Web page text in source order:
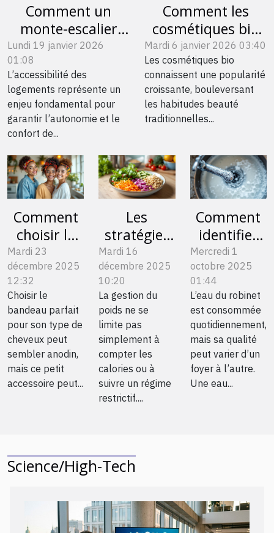
Comment un
monte-escalier
améliore-t-il
l'accessibilité chez
soi ?
Lundi 19 janvier 2026
01:08
L’accessibilité des
logements représente un
enjeu fondamental pour
garantir l’autonomie et le
confort de...
Comment les
cosmétiques bio
transforment-ils
les rituels de
beauté quotidien ?
Mardi 6 janvier 2026 03:40
Les cosmétiques bio
connaissent une popularité
croissante, bouleversant
les habitudes beauté
traditionnelles...
Comment
choisir le
bandeau
parfait
pour votre
type de
cheveux ?
Mardi 23
décembre 2025
12:32
Choisir le
bandeau parfait
pour son type de
cheveux peut
sembler anodin,
mais ce petit
accessoire peut...
Les
stratégies
pour une
approche
holistique
de la
gestion du
poids
Mardi 16
décembre 2025
10:20
La gestion du
poids ne se
limite pas
simplement à
compter les
calories ou à
suivre un régime
restrictif....
Comment
identifier
une eau
trop
calcaire
chez soi ?
Mercredi 1
octobre 2025
01:44
L’eau du robinet
est consommée
quotidiennement,
mais sa qualité
peut varier d’un
foyer à l’autre.
Une eau...
Science/High-Tech